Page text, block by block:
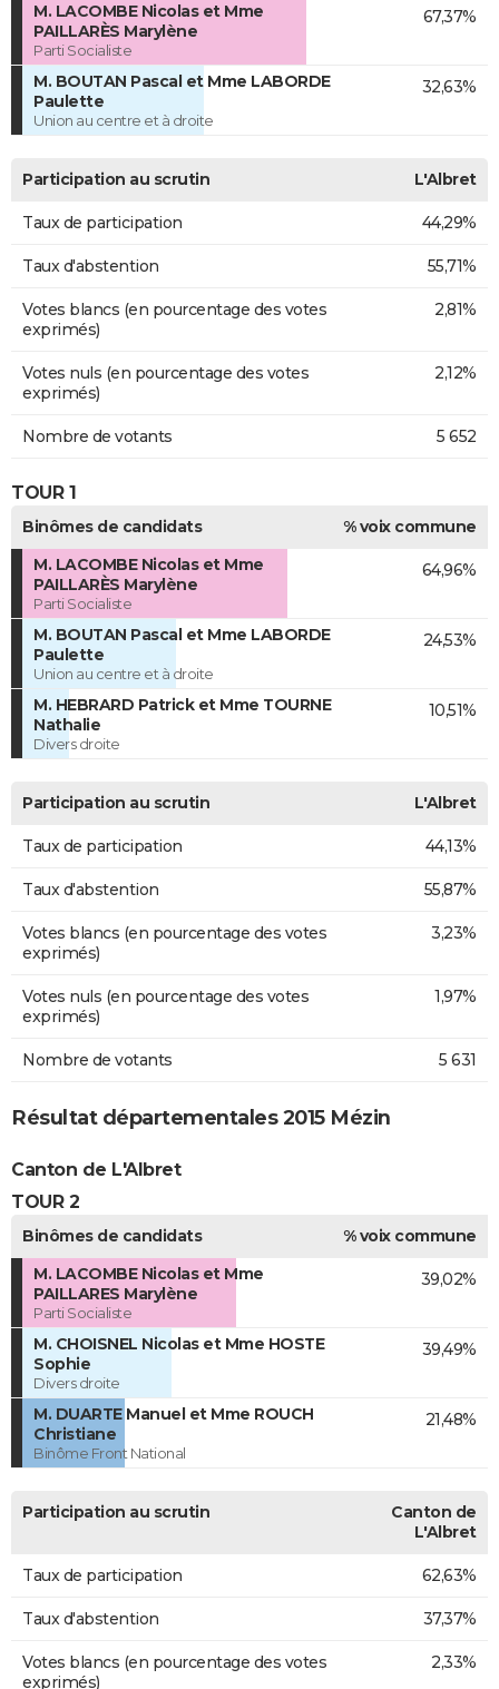
M. LACOMBE Nicolas et Mme
PAILLARÈS Marylène
Parti Socialiste
67,37%
M. BOUTAN Pascal et Mme LABORDE
Paulette
Union au centre et à droite
32,63%
Participation au scrutin L'Albret
Taux de participation 44,29%
Taux d'abstention 55,71%
Votes blancs (en pourcentage des votes
exprimés)
2,81%
Votes nuls (en pourcentage des votes
exprimés)
2,12%
Nombre de votants 5 652
TOUR 1
Binômes de candidats
% voix commune
M. LACOMBE Nicolas et Mme
PAILLARÈS Marylène
Parti Socialiste
64,96%
M. BOUTAN Pascal et Mme LABORDE
Paulette
Union au centre et à droite
24,53%
M. HEBRARD Patrick et Mme TOURNE
Nathalie
Divers droite
10,51%
Participation au scrutin L'Albret
Taux de participation 44,13%
Taux d'abstention 55,87%
Votes blancs (en pourcentage des votes
exprimés)
3,23%
Votes nuls (en pourcentage des votes
exprimés)
1,97%
Nombre de votants 5 631
Résultat départementales 2015 Mézin
Canton de L'Albret
TOUR 2
Binômes de candidats
% voix commune
M. LACOMBE Nicolas et Mme
PAILLARES Marylène
Parti Socialiste
39,02%
M. CHOISNEL Nicolas et Mme HOSTE
Sophie
Divers droite
39,49%
M. DUARTE Manuel et Mme ROUCH
Christiane
Binôme Front National
21,48%
Participation au scrutin
Canton de
L'Albret
Taux de participation 62,63%
Taux d'abstention 37,37%
Votes blancs (en pourcentage des votes
exprimés)
2,33%